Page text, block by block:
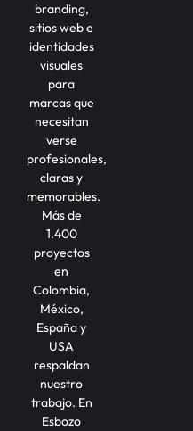
branding,
sitios web e
identidades
visuales
para
marcas que
necesitan
verse
profesionales,
claras y
memorables.
Más de
1.400
proyectos
en
Colombia,
México,
España y
USA
respaldan
nuestro
trabajo. En
Esbozo